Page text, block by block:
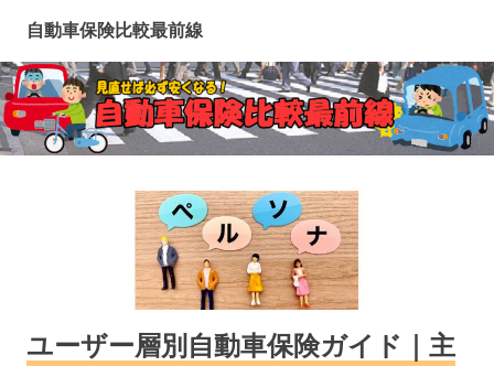
テ
ン
ツ
へ
自動車保険比較最前線
ユーザー層別自動車保険ガイド｜主